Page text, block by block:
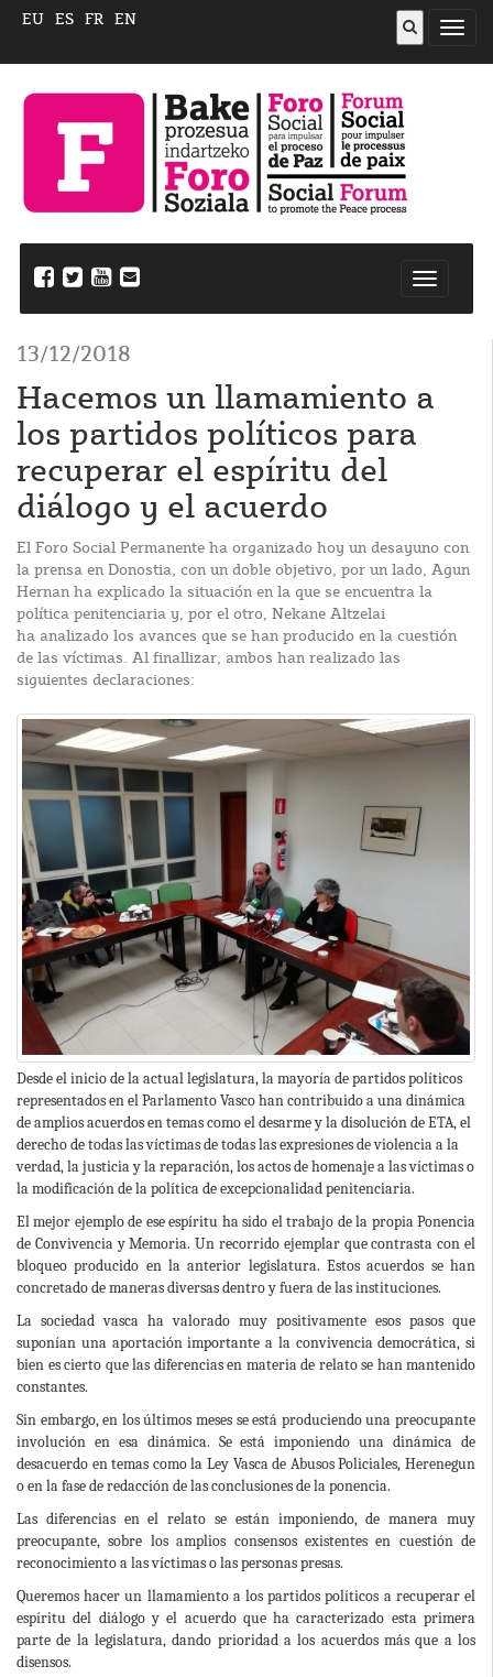
Abrir
EU ES FR EN
13/12/2018
Hacemos un llamamiento a
los partidos políticos para
recuperar el espíritu del
diálogo y el acuerdo
El Foro Social Permanente ha organizado hoy un desayuno con
la prensa en Donostia, con un doble objetivo, por un lado, Agun
Hernan ha explicado la situación en la que se encuentra la
política penitenciaria y, por el otro, Nekane Altzelai
ha analizado los avances que se han producido en la cuestión
de las víctimas. Al finallizar, ambos han realizado las
siguientes declaraciones:
Desde el inicio de la actual legislatura, la mayoría de partidos políticos
representados en el Parlamento Vasco han contribuido a una dinámica
de amplios acuerdos en temas como el desarme y la disolución de ETA, el
derecho de todas las víctimas de todas las expresiones de violencia a la
verdad, la justicia y la reparación, los actos de homenaje a las víctimas o
la modificación de la política de excepcionalidad penitenciaria.
El mejor ejemplo de ese espíritu ha sido el trabajo de la propia Ponencia
de Convivencia y Memoria. Un recorrido ejemplar que contrasta con el
bloqueo producido en la anterior legislatura. Estos acuerdos se han
concretado de maneras diversas dentro y fuera de las instituciones.
La sociedad vasca ha valorado muy positivamente esos pasos que
suponían una aportación importante a la convivencia democrática, si
bien es cierto que las diferencias en materia de relato se han mantenido
constantes.
Sin embargo, en los últimos meses se está produciendo una preocupante
involución en esa dinámica. Se está imponiendo una dinámica de
desacuerdo en temas como la Ley Vasca de Abusos Policiales, Herenegun
o en la fase de redacción de las conclusiones de la ponencia.
Las diferencias en el relato se están imponiendo, de manera muy
preocupante, sobre los amplios consensos existentes en cuestión de
reconocimiento a las víctimas o las personas presas.
Queremos hacer un llamamiento a los partidos políticos a recuperar el
espíritu del diálogo y el acuerdo que ha caracterizado esta primera
parte de la legislatura, dando prioridad a los acuerdos más que a los
disensos.